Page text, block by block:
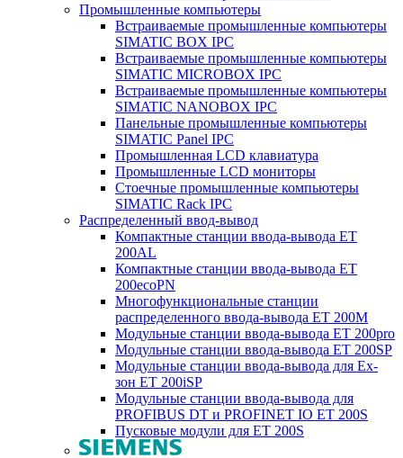
Промышленные компьютеры
Встраиваемые промышленные компьютеры
SIMATIC BOX IPC
Встраиваемые промышленные компьютеры
SIMATIC MICROBOX IPC
Встраиваемые промышленные компьютеры
SIMATIC NANOBOX IPC
Панельные промышленные компьютеры
SIMATIC Panel IPC
Промышленная LCD клавиатура
Промышленные LCD мониторы
Стоечные промышленные компьютеры
SIMATIC Rack IPC
Распределенный ввод-вывод
Компактные станции ввода-вывода ET
200AL
Компактные станции ввода-вывода ET
200ecoPN
Многофункциональные станции
распределенного ввода-вывода ET 200M
Модульные станции ввода-вывода ET 200pro
Модульные станции ввода-вывода ET 200SP
Модульные станции ввода-вывода для Ex-
зон ET 200iSP
Модульные станции ввода-вывода для
PROFIBUS DT и PROFINET IO ET 200S
Пусковые модули для ET 200S